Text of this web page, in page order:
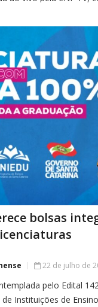
14 pontos […]
bolsas
22 de julho de
pelo Edital
Instituições de